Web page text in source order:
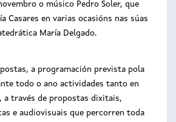
o músico Pedro Soler, que
Casares en varias ocasións nas súas
María Delgado.
a programación prevista pola
todo o ano actividades tanto en
a través de propostas dixitais,
e audiovisuais que percorren toda